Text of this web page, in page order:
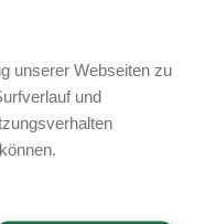
oder
den
den
dich.
unserer Webseiten zu
und